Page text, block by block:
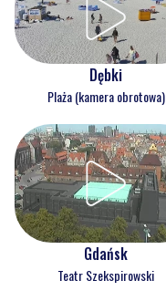
Dębki
Plaża (kamera obrotowa)
Gdańsk
Teatr Szekspirowski